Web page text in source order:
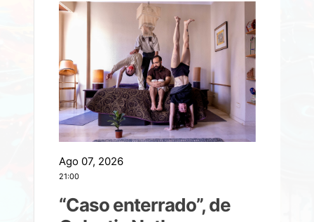
Ago 07, 2026
21:00
“Caso enterrado”, de